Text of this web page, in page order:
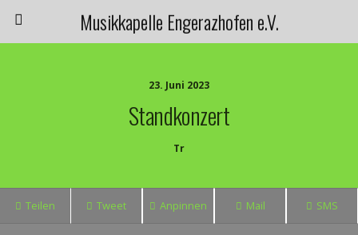
Musikkapelle Engerazhofen e.V.
23. Juni 2023
Standkonzert
Tr
Teilen Tweet Anpinnen Mail SMS